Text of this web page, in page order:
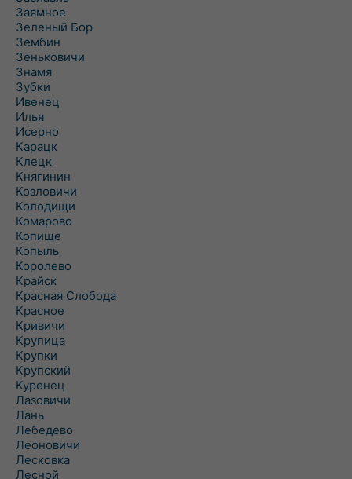
Заямное
Зеленый Бор
Зембин
Зеньковичи
Знамя
Зубки
Ивенец
Илья
Исерно
Карацк
Клецк
Княгинин
Козловичи
Колодищи
Комарово
Копище
Копыль
Королево
Крайск
Красная Слобода
Красное
Кривичи
Крупица
Крупки
Крупский
Куренец
Лазовичи
Лань
Лебедево
Леоновичи
Лесковка
Лесной